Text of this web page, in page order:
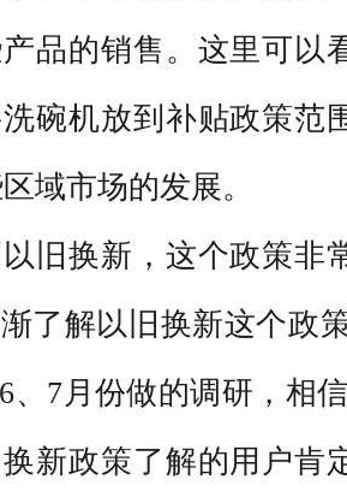
品的销售。这里可以
碗机放到补贴政策范
域市场的发展。
换新，这个政策非
了解以旧换新这个政
、7月份做的调研，相
新政策了解的用户肯